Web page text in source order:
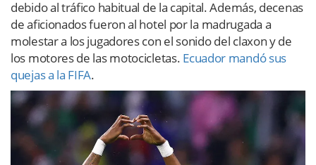
debido al tráfico habitual de la capital. Además, decenas
de aficionados fueron al hotel por la madrugada a
molestar a los jugadores con el sonido del claxon y de
los motores de las motocicletas. Ecuador mandó sus
quejas a la FIFA.